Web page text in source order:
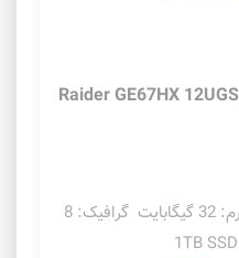
لپ تاپ 15.6 اینچ MSI مدل Raider GE67HX 12UGS
پردازنده: Core i7-12900HX رم: 32 گیگابایت گرافیک: 8